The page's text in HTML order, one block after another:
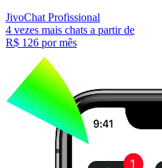
JivoChat Profissional
4 vezes mais chats a partir de
R$ 126 por mês